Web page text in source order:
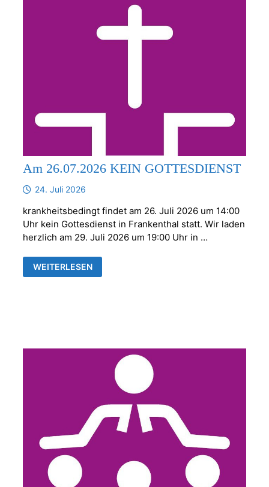
Am 26.07.2026 KEIN GOTTESDIENST
24. Juli 2026
krankheitsbedingt findet am 26. Juli 2026 um 14:00
Uhr kein Gottesdienst in Frankenthal statt. Wir laden
herzlich am 29. Juli 2026 um 19:00 Uhr in …
AM
26.07.2026
KEIN
WEITERLESEN